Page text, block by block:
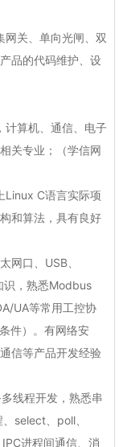
关、单向光闸、双
品的代码维护、设
计算机、通信、电子
关专业；（学信网
Linux C语言实际项
和算法，具有良好
网口、USB、
识，熟悉Modbus
UA等常用工控协
件）。有网络安
信等产品开发经验
线程开发，熟悉串
select、poll、
进程间通信、消